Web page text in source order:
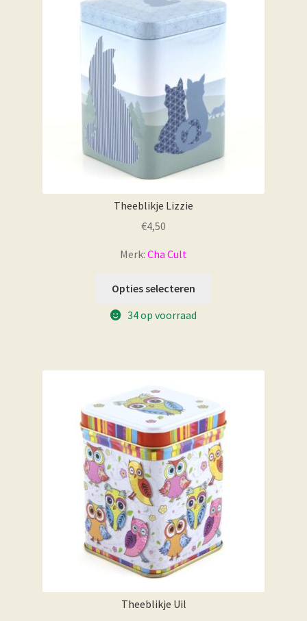
Theeblikje Lizzie
€4,50
Merk: Cha Cult
Opties selecteren
34 op voorraad
Theeblikje Uil